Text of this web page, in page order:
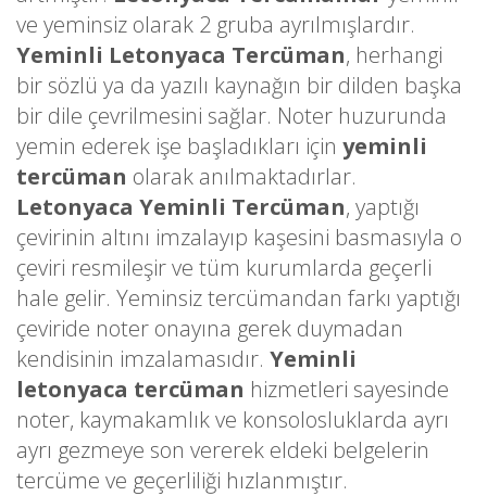
ve yeminsiz olarak 2 gruba ayrılmışlardır.
Yeminli Letonyaca Tercüman, herhangi
bir sözlü ya da yazılı kaynağın bir dilden başka
bir dile çevrilmesini sağlar. Noter huzurunda
yemin ederek işe başladıkları için yeminli
tercüman olarak anılmaktadırlar.
Letonyaca Yeminli Tercüman, yaptığı
çevirinin altını imzalayıp kaşesini basmasıyla o
çeviri resmileşir ve tüm kurumlarda geçerli
hale gelir. Yeminsiz tercümandan farkı yaptığı
çeviride noter onayına gerek duymadan
kendisinin imzalamasıdır. Yeminli
letonyaca tercüman hizmetleri sayesinde
noter, kaymakamlık ve konsolosluklarda ayrı
ayrı gezmeye son vererek eldeki belgelerin
tercüme ve geçerliliği hızlanmıştır.